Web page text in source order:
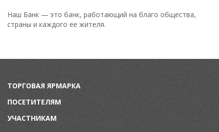
Наш Банк — это банк, работающий на благо общества,
cтраны и каждого ее жителя.
ТОРГОВАЯ ЯРМАРКА
ПОСЕТИТЕЛЯМ
УЧАСТНИКАМ